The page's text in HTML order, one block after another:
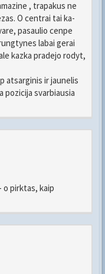
, trapakus ne
O centrai tai ka-
pasaulio cenpe
labai gerai
kazka pradejo rodyt,
atsarginis ir jaunelis
pozicija svarbiausia
o pirktas, kaip